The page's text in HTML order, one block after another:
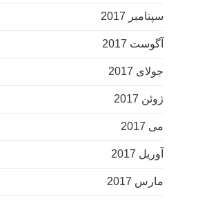
سپتامبر 2017
آگوست 2017
جولای 2017
ژوئن 2017
می 2017
آوریل 2017
مارس 2017